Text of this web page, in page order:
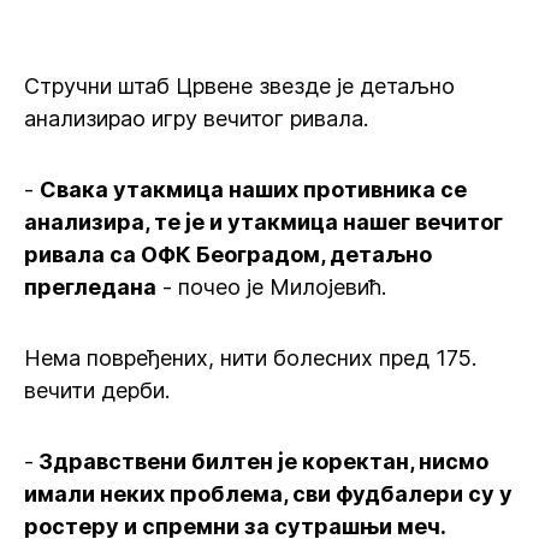
Стручни штаб Црвене звезде је детаљно
анализирао игру вечитог ривала.
- Свака утакмица наших противника се
анализира, те је и утакмица нашег вечитог
ривала са ОФК Београдом, детаљно
прегледана - почео је Милојевић.
Нема повређених, нити болесних пред 175.
вечити дерби.
- Здравствени билтен је коректан, нисмо
имали неких проблема, сви фудбалери су у
ростеру и спремни за сутрашњи меч.